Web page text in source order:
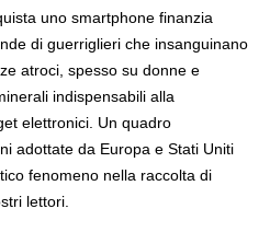
uno smartphone finanzia
di guerriglieri che insanguinano
atroci, spesso su donne e
indispensabili alla
elettronici. Un quadro
adottate da Europa e Stati Uniti
fenomeno nella raccolta di
lettori.